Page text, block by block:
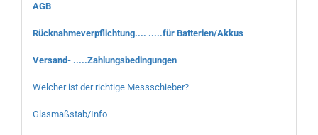
AGB
Rücknahmeverpflichtung.... .....für Batterien/Akkus
Versand- .....Zahlungsbedingungen
Welcher ist der richtige Messschieber?
Glasmaßstab/Info